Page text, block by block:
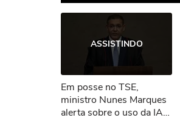
Ops!
ASSISTINDO
Em posse no TSE,
ministro Nunes Marques
alerta sobre o uso da IA